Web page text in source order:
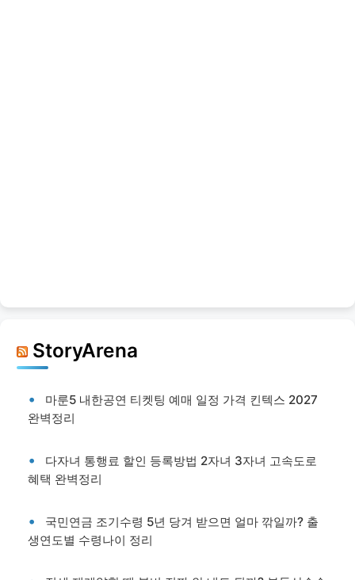
StoryArena
마룬5 내한공연 티켓팅 예매 일정 가격 킨텍스 2027
완벽정리
다자녀 통행료 할인 등록방법 2자녀 3자녀 고속도로
혜택 완벽정리
국민연금 조기수령 5년 당겨 받으면 얼마 깎일까? 출
생연도별 수령나이 정리